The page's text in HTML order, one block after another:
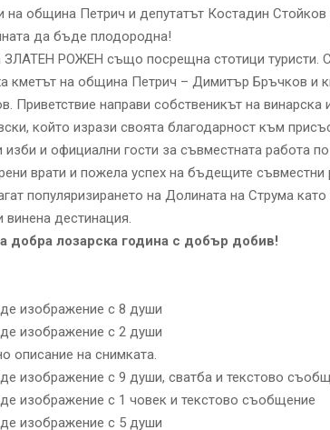
на община Петрич и депутатът Костадин Стойков
да бъде плодородна!
ЗЛАТЕН РОЖЕН също посрещна стотици туристи.
кметът на община Петрич – Димитър Бръчков и
Приветствие направи собственикът на винарска
който изрази своята благодарност към
изби и официални гости за съвместната работа
врати и пожела успех на бъдещите съвместни
популяризирането на Долината на Струма като
винена дестинация.
добра лозарска година с добър добив!